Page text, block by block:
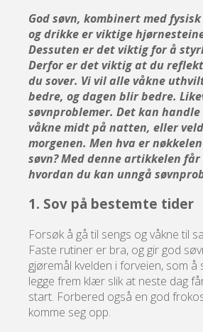
God søvn, kombinert med
og drikke er viktige
Dessuten er det viktig for å
Derfor er det viktig at du
du sover. Vi vil alle våkne
bedre, og dagen blir bedre.
søvnproblemer. Det kan handle
våkne midt på natten, eller
morgenen. Men hva er
søvn? Med denne artikkelen
hvordan du kan unngå
1. Sov på bestemte tider
Forsøk å gå til sengs og våkne til
Faste rutiner er bra, og gir god
gjøremål kvelden i forveien, som
legge frem klær slik at neste dag
start. Forbered også en god
komme seg opp.